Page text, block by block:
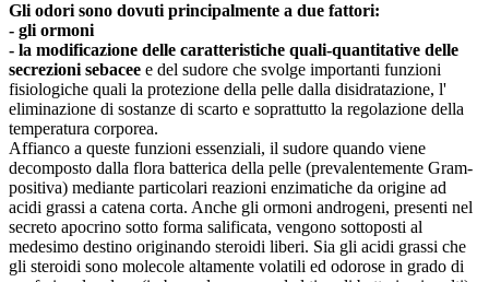
Gli odori sono dovuti principalmente a due fattori:
- gli ormoni
- la modificazione delle caratteristiche quali-quantitative delle
secrezioni sebacee e del sudore che svolge importanti funzioni
fisiologiche quali la protezione della pelle dalla disidratazione, l'
eliminazione di sostanze di scarto e soprattutto la regolazione della
temperatura corporea.
Affianco a queste funzioni essenziali, il sudore quando viene
decomposto dalla flora batterica della pelle (prevalentemente Gram-
positiva) mediante particolari reazioni enzimatiche da origine ad
acidi grassi a catena corta. Anche gli ormoni androgeni, presenti nel
secreto apocrino sotto forma salificata, vengono sottoposti al
medesimo destino originando steroidi liberi. Sia gli acidi grassi che
gli steroidi sono molecole altamente volatili ed odorose in grado di